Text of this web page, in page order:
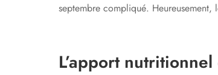
septembre compliqué.
L’apport